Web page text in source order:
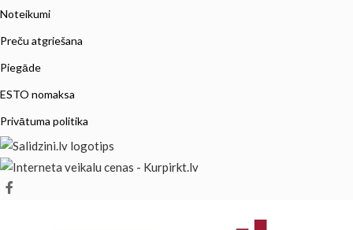
Noteikumi
Preču atgriešana
Piegāde
ESTO nomaksa
Privātuma politika